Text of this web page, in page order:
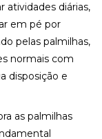
atividades diárias,
em pé por
pelas palmilhas,
normais com
disposição e
as palmilhas
SUA SAÚDE